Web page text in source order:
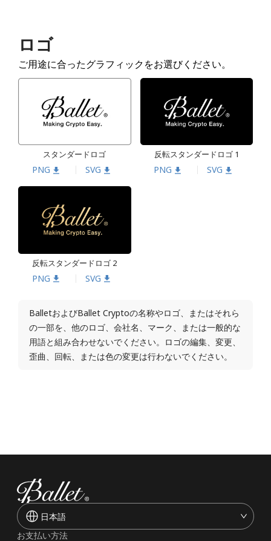
ロゴ
ご用途に合ったグラフィックをお選びください。
スタンダードロゴ
PNG SVG
反転スタンダードロゴ 1
PNG SVG
反転スタンダードロゴ 2
PNG SVG
BalletおよびBallet Cryptoの名称やロゴ、またはそれら
の一部を、他のロゴ、会社名、マーク、または一般的な
用語と組み合わせないでください。ロゴの編集、変更、
歪曲、回転、または色の変更は行わないでください。
日本語
お支払い方法